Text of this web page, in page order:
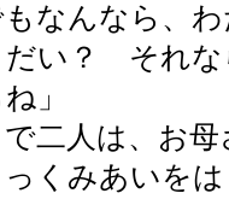
もなんなら、
だい？ それな
」
二人は、お母
っくみあいを